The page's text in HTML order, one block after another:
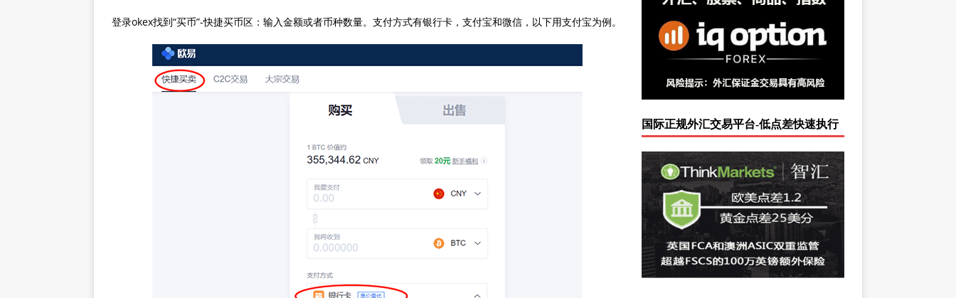
登录okex找到“买币”-快捷买币区：输入金额或者币种数量。支付方式有银行卡，支付宝和微信，以下用支付宝为例。
国际正规外汇交易平台-低点差快速执行